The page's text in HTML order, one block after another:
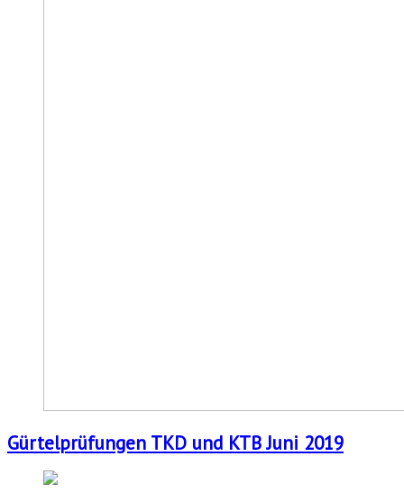
Gürtelprüfungen TKD und KTB Juni 2019